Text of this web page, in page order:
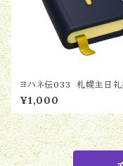
ヨハネ伝033 札幌主日
ハネ伝12：9〜11「嫉妬は殺
種」2026.05.03
¥1,000